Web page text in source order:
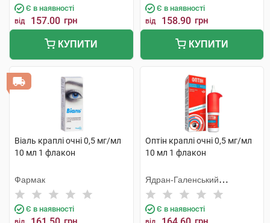
Є в наявності
від 157.00 грн
КУПИТИ
Є в наявності
від 158.90 грн
КУПИТИ
Віаль краплі очні 0,5 мг/мл
10 мл 1 флакон
Фармак
Є в наявності
Оптін краплі очні 0,5 мг/мл
10 мл 1 флакон
Ядран-Галенський
Лабораторій
Є в наявності